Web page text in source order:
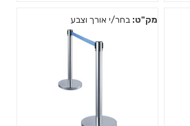
מק"ט: בחר/י אורך וצבע